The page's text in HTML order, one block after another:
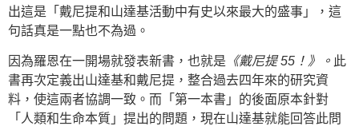
出這是「戴尼提和山達基活動中有史以來最大的盛事」，這
句話真是一點也不為過。
因為羅恩在一開場就發表新書，也就是 《戴尼提 55！》。 此
書再次定義出山達基和戴尼提，整合過去四年來的研究資
料，使這兩者協調一致。而「第一本書」的後面原本針對
「人類和生命本質」提出的問題，現在山達基就能回答此問